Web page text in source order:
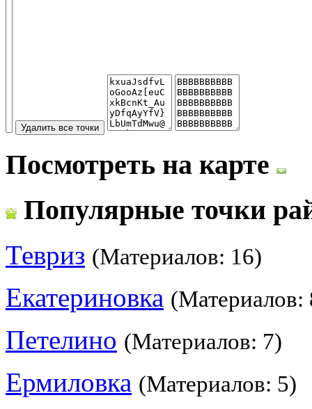
Посмотреть на карте
Популярные точки
Тевриз (Материалов: 16)
Екатериновка (Материалов:
Петелино (Материалов: 7)
Ермиловка (Материалов: 5)